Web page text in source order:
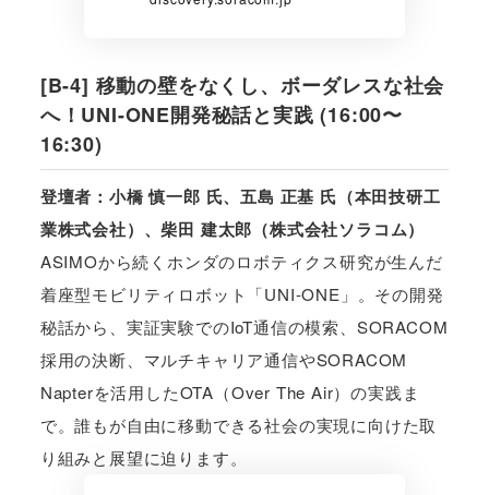
[B-4] 移動の壁をなくし、ボーダレスな社会
へ！UNI-ONE開発秘話と実践 (16:00〜
16:30)
登壇者：小橋 慎一郎 氏、五島 正基 氏（本田技研工
業株式会社）、柴田 建太郎（株式会社ソラコム）
ASIMOから続くホンダのロボティクス研究が生んだ
着座型モビリティロボット「UNI-ONE」。その開発
秘話から、実証実験でのIoT通信の模索、SORACOM
採用の決断、マルチキャリア通信やSORACOM
Napterを活用したOTA（Over The Air）の実践ま
で。誰もが自由に移動できる社会の実現に向けた取
り組みと展望に迫ります。